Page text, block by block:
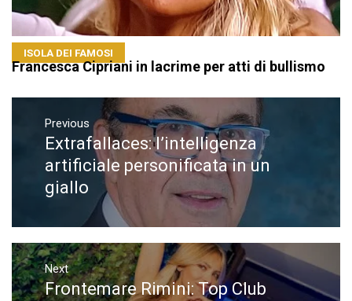
ISOLA DEI FAMOSI
Francesca Cipriani in lacrime per atti di bullismo
Navigazione
articoli
Previous
Previous
post:
Extrafallaces: l’intelligenza
artificiale personificata in un
giallo
Next
Next
Frontemare Rimini: Top Club